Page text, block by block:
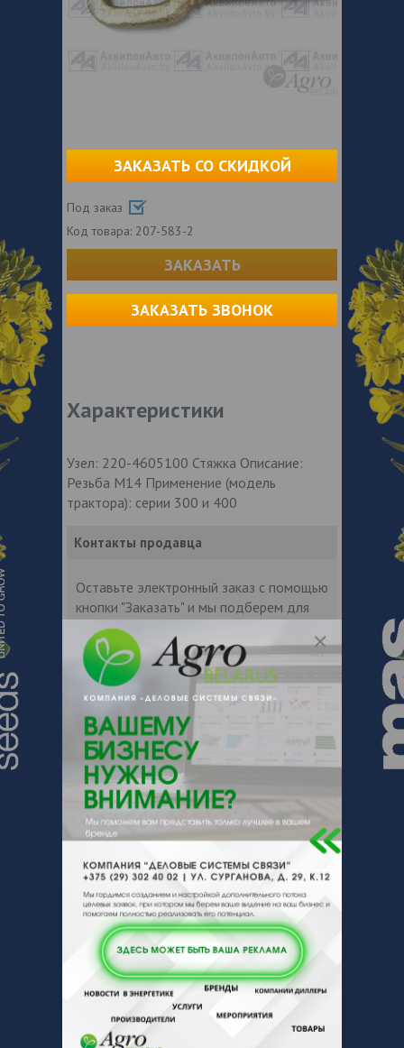
ЗАКАЗАТЬ СО СКИДКОЙ
Под заказ
Код товара: 207-583-2
ЗАКАЗАТЬ
ЗАКАЗАТЬ ЗВОНОК
Характеристики
Узел: 220-4605100 Стяжка Описание:
Резьба М14 Применение (модель
трактора): серии 300 и 400
Контакты продавца
Оставьте электронный заказ с помощью
кнопки "Заказать" и мы подберем для
Вас подходящую компанию
поставщика.